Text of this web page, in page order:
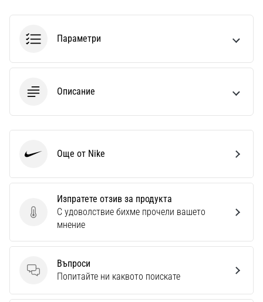
Параметри
Описание
Изпратете отзив за продукта
Изпратете отзив за продукта
С удоволствие бихме прочели вашето
мнение
Въпроси
Въпроси
Попитайте ни каквото поискате
Още от Nike